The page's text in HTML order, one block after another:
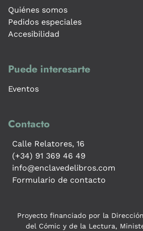
Quiénes somos
Pedidos especiales
Accesibilidad
Puede interesarte
Eventos
Contacto
Calle Relatores, 16
(+34) 91 369 46 49
info@enclavedelibros.com
Formulario de contacto
Proyecto financiado por la
del Cómic y de la Lectura,